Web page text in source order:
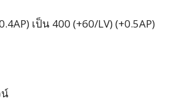
เป็น 400 (+60/LV) (+0.5AP)
น์